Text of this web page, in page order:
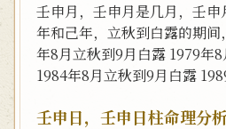
壬申月，壬申月是几月，壬申
年和己年，立秋到白露的期
年8月立秋到9月白露 1979年
1984年8月立秋到9月白露
壬申日，壬申日柱命理分